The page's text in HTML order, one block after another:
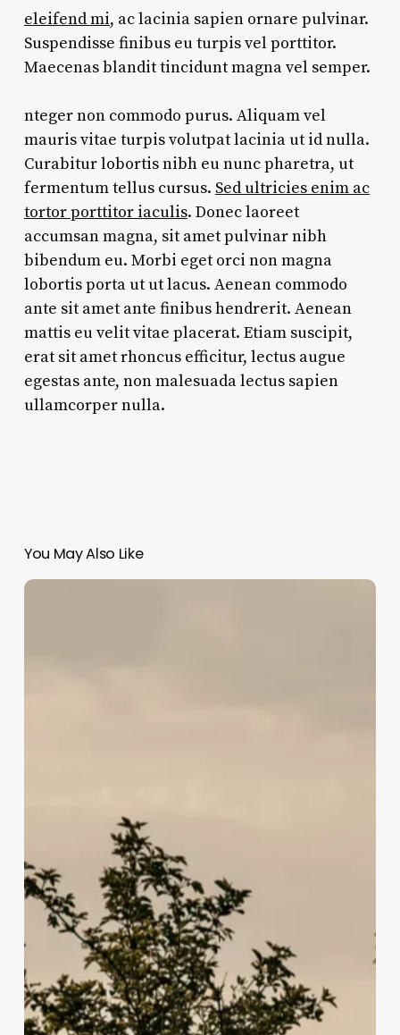
eleifend mi, ac lacinia sapien ornare pulvinar.
Suspendisse finibus eu turpis vel porttitor.
Maecenas blandit tincidunt magna vel semper.
nteger non commodo purus. Aliquam vel
mauris vitae turpis volutpat lacinia ut id nulla.
Curabitur lobortis nibh eu nunc pharetra, ut
fermentum tellus cursus. Sed ultricies enim ac
tortor porttitor iaculis. Donec laoreet
accumsan magna, sit amet pulvinar nibh
bibendum eu. Morbi eget orci non magna
lobortis porta ut ut lacus. Aenean commodo
ante sit amet ante finibus hendrerit. Aenean
mattis eu velit vitae placerat. Etiam suscipit,
erat sit amet rhoncus efficitur, lectus augue
egestas ante, non malesuada lectus sapien
ullamcorper nulla.
You May Also Like